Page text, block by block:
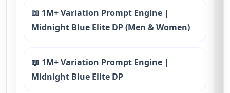
📖 1M+ Variation Prompt Engine |
Midnight Blue Elite DP (Men & Women)
📖 1M+ Variation Prompt Engine |
Midnight Blue Elite DP